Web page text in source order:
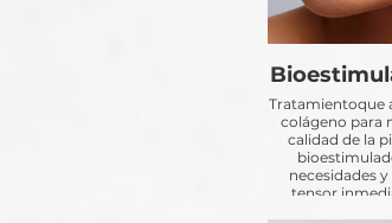
Tratamientoque
colágeno para
calidad de la
necesidades
tensor